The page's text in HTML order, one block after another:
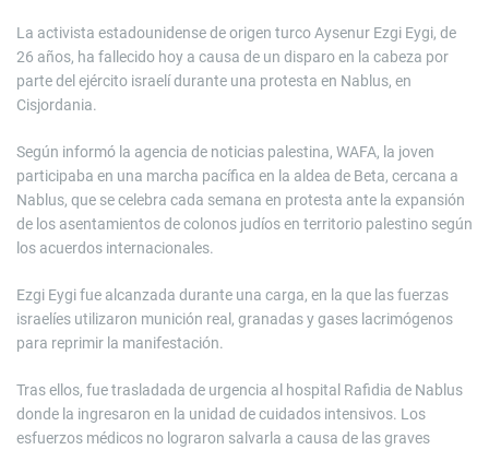
La activista estadounidense de origen turco Aysenur Ezgi Eygi, de
26 años, ha fallecido hoy a causa de un disparo en la cabeza por
parte del ejército israelí durante una protesta en Nablus, en
Cisjordania.
Según informó la agencia de noticias palestina, WAFA, la joven
participaba en una marcha pacífica en la aldea de Beta, cercana a
Nablus, que se celebra cada semana en protesta ante la expansión
de los asentamientos de colonos judíos en territorio palestino según
los acuerdos internacionales.
Ezgi Eygi fue alcanzada durante una carga, en la que las fuerzas
israelíes utilizaron munición real, granadas y gases lacrimógenos
para reprimir la manifestación.
Tras ellos, fue trasladada de urgencia al hospital Rafidia de Nablus
donde la ingresaron en la unidad de cuidados intensivos. Los
esfuerzos médicos no lograron salvarla a causa de las graves